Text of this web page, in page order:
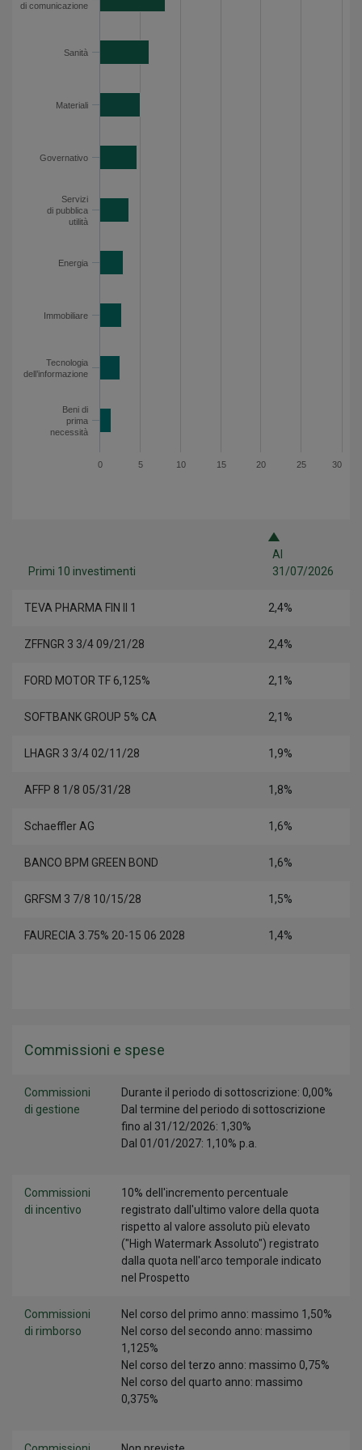
Esposizione per settore - Dati del grafico
Tecnologia dell’informazione
Beni di prima necessità
di comunicazione
Sanità
Materiali
Governativo
Servizi
di pubblica
utilità
Energia
Immobiliare
Tecnologia
dell’informazione
Beni di
prima
necessità
0 5 10 15 20 25 30
Primi 10 investimenti
Al
31/07/2026
TEVA PHARMA FIN II 1 2,4%
ZFFNGR 3 3/4 09/21/28 2,4%
FORD MOTOR TF 6,125% 2,1%
SOFTBANK GROUP 5% CA 2,1%
LHAGR 3 3/4 02/11/28 1,9%
AFFP 8 1/8 05/31/28 1,8%
Schaeffler AG 1,6%
BANCO BPM GREEN BOND 1,6%
GRFSM 3 7/8 10/15/28 1,5%
FAURECIA 3.75% 20-15 06 2028 1,4%
Commissioni e spese
Commissioni
di gestione
Durante il periodo di sottoscrizione: 0,00%
Dal termine del periodo di sottoscrizione
fino al 31/12/2026: 1,30%
Dal 01/01/2027: 1,10% p.a.
Commissioni
di incentivo
10% dell'incremento percentuale
registrato dall'ultimo valore della quota
rispetto al valore assoluto più elevato
("High Watermark Assoluto") registrato
dalla quota nell'arco temporale indicato
nel Prospetto
Commissioni
di rimborso
Nel corso del primo anno: massimo 1,50%
Nel corso del secondo anno: massimo
1,125%
Nel corso del terzo anno: massimo 0,75%
Nel corso del quarto anno: massimo
0,375%